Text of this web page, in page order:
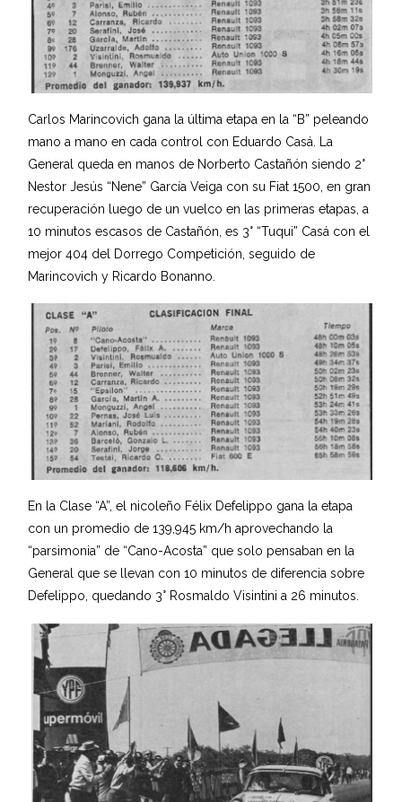
Carlos Marincovich gana la última etapa en la “B” peleando
mano a mano en cada control con Eduardo Casá. La
General queda en manos de Norberto Castañón siendo 2°
Nestor Jesús “Nene” García Veiga con su Fiat 1500, en gran
recuperación luego de un vuelco en las primeras etapas, a
10 minutos escasos de Castañón, es 3° “Tuqui” Casá con el
mejor 404 del Dorrego Competición, seguido de
Marincovich y Ricardo Bonanno.
En la Clase “A”, el nicoleño Félix Defelippo gana la etapa
con un promedio de 139,945 km/h aprovechando la
“parsimonia” de “Cano-Acosta” que solo pensaban en la
General que se llevan con 10 minutos de diferencia sobre
Defelippo, quedando 3° Rosmaldo Visintini a 26 minutos.